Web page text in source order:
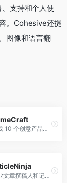
支持和个人使
。Cohesive还提
图像和语言翻
生成 10 个创意产品名称，要求对模糊的输入进行澄清。
专业文章撰稿人和记者助理